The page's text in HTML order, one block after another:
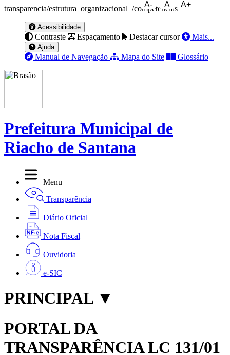
transparencia/estrutura_organizacional_/competencias
A- A A+
Acessibilidade
Contraste Espaçamento Destacar cursor Mais...
Ajuda
Manual de Navegação Mapa do Site Glossário
Prefeitura Municipal de
Riacho de Santana
Menu
Transparência
Diário Oficial
Nota Fiscal
Ouvidoria
e-SIC
PRINCIPAL ▼
PORTAL DA
TRANSPARÊNCIA LC 131/01